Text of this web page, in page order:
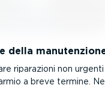
della
riparazioni non
a breve termine.